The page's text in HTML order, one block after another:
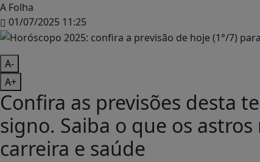
A Folha
01/07/2025 11:25
A-
A+
Confira as previsões desta
signo. Saiba o que os
carreira e saúde